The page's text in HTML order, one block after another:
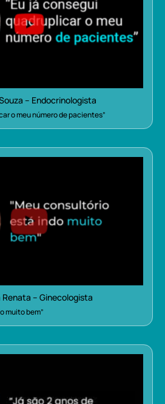
– Endocrinologista
o meu número de pacientes”
– Ginecologista
muito bem”